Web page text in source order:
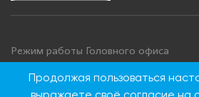
Режим работы Головного офиса
Понедельник - четверг: с 9:00 до
18:00
Продолжая пользоваться